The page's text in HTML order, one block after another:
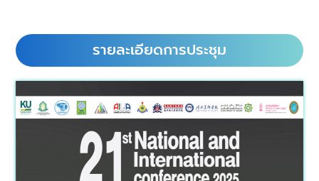
รายละเอียดการประชุม